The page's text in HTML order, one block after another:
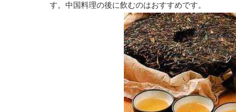
す。中国料理の後に飲むのはおすすめです。